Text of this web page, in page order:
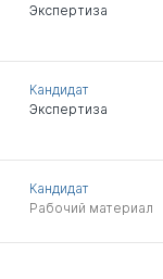
Экспертиза
Кандидат
Экспертиза
Кандидат
Рабочий материал